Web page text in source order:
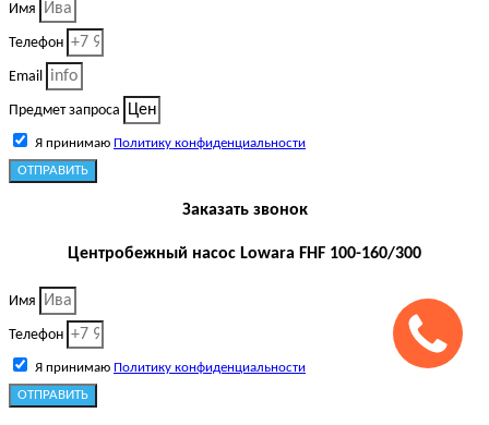
Имя
Телефон
Email
Предмет запроса
Я принимаю Политику конфиденциальности
ОТПРАВИТЬ
Заказать звонок
Центробежный насос Lowara FHF 100-160/300
Имя
Телефон
Я принимаю Политику конфиденциальности
ОТПРАВИТЬ